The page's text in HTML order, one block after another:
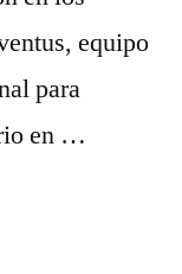
equipo
para
en …